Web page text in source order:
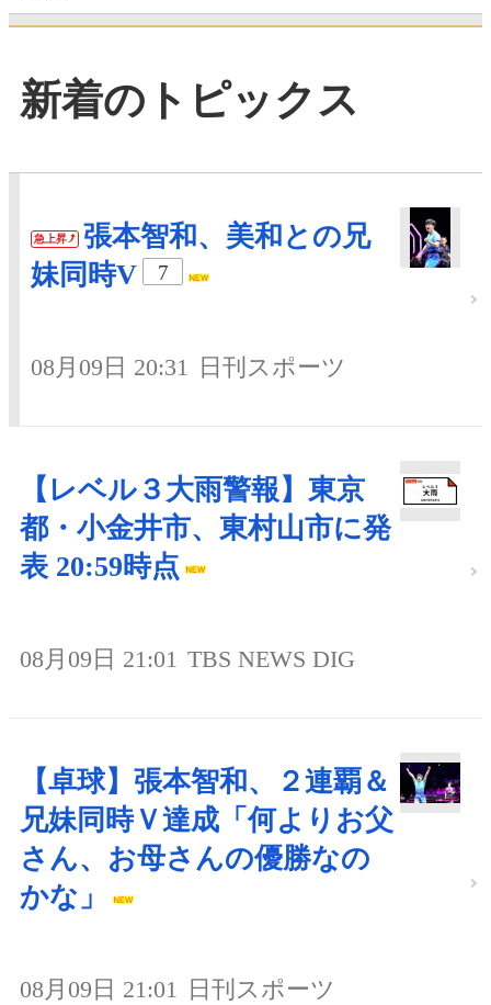
新着のトピックス
急上昇
張本智和、美和との兄
妹同時V
7
08月09日 20:31 日刊スポーツ
【レベル３大雨警報】東京
都・小金井市、東村山市に発
表 20:59時点
08月09日 21:01 TBS NEWS DIG
【卓球】張本智和、２連覇＆
兄妹同時Ｖ達成「何よりお父
さん、お母さんの優勝なの
かな」
08月09日 21:01 日刊スポーツ